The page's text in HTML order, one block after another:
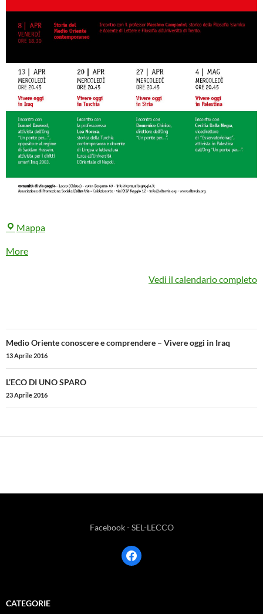
Mappa
Moreabout
Vedi il calendario completo
Navigazione
articolo
Medio Oriente conoscere e comprendere – Vivere oggi in Iraq
13 Aprile 2016
L’ECO DI UNO SPARO
23 Aprile 2016
Facebook - SEL-LECCO
facebook
CATEGORIE